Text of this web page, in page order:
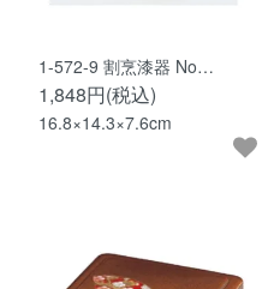
1-572-9 割烹漆器 No…
1,848円(税込)
16.8×14.3×7.6cm